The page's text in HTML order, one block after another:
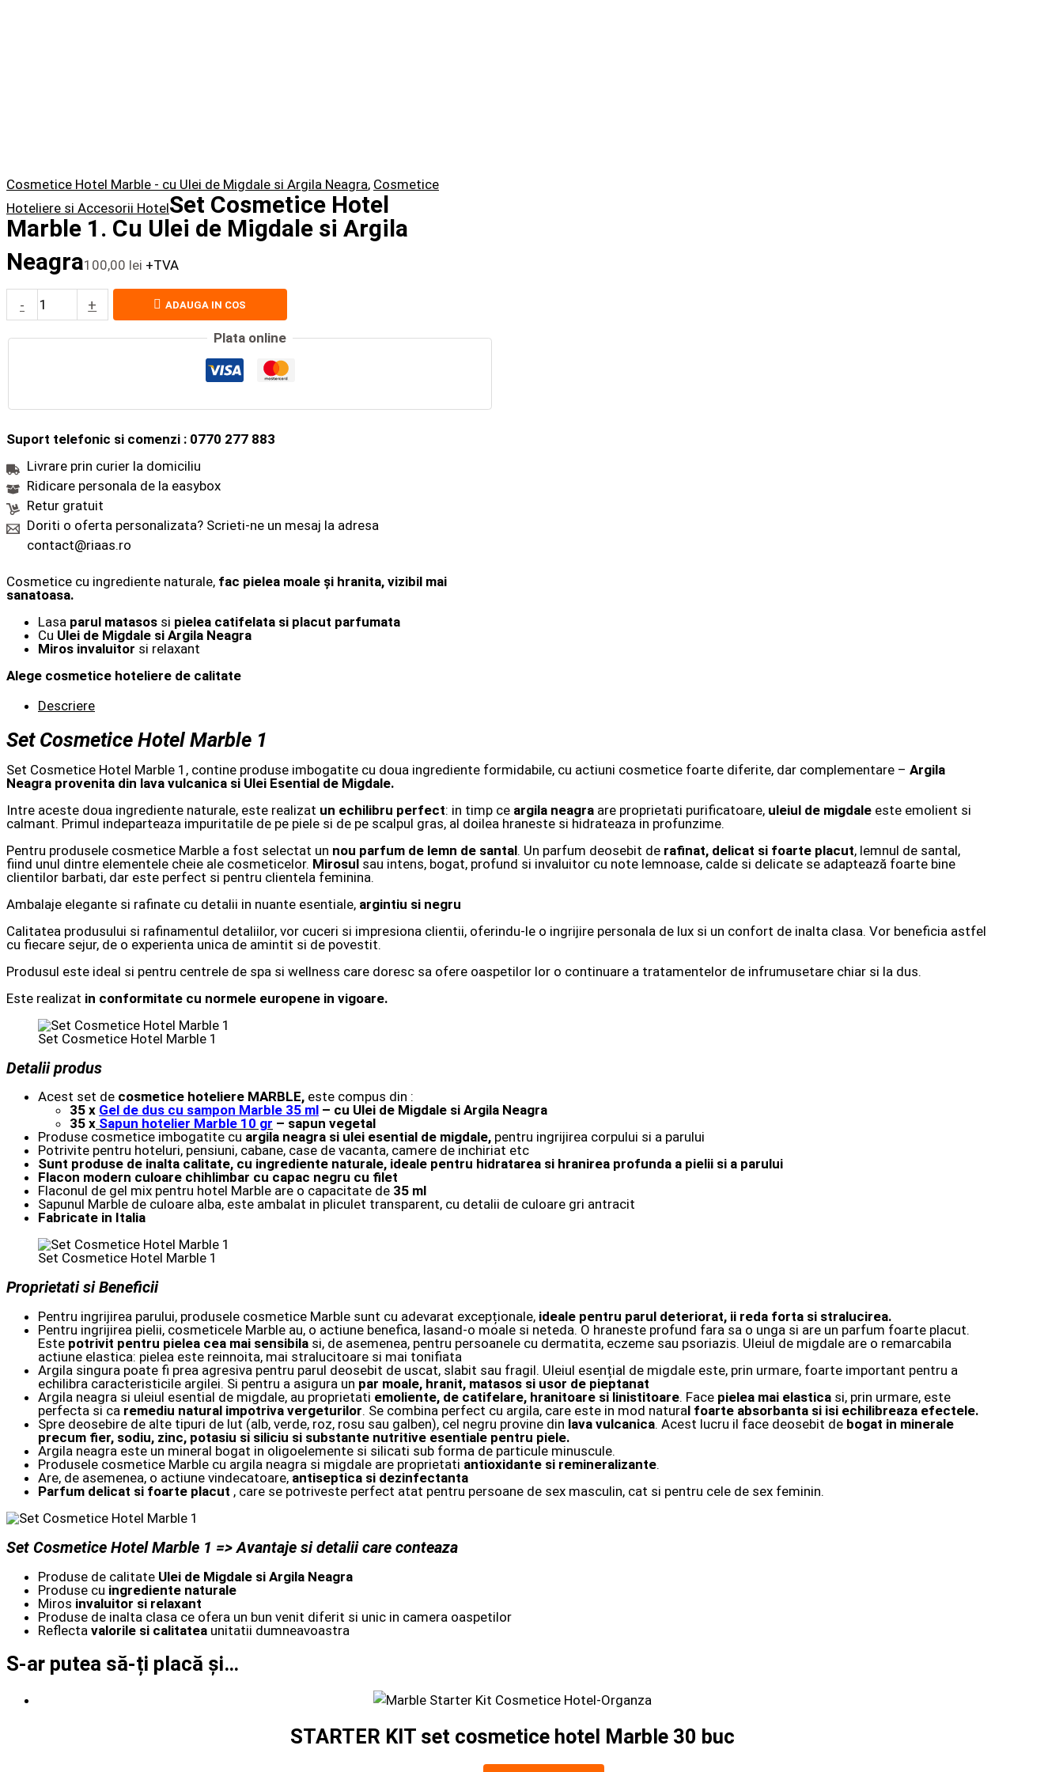
Cosmetice Hotel Marble - cu Ulei de Migdale si Argila Neagra, Cosmetice
Hoteliere si Accesorii HotelSet Cosmetice Hotel
Marble 1. Cu Ulei de Migdale si Argila
Neagra100,00 lei +TVA
- + ADAUGA IN COS
Plata online
Suport telefonic si comenzi : 0770 277 883
Livrare prin curier la domiciliu
Ridicare personala de la easybox
Retur gratuit
Doriti o oferta personalizata? Scrieti-ne un mesaj la adresa
contact@riaas.ro
Cosmetice cu ingrediente naturale, fac pielea moale și hranita, vizibil mai
sanatoasa.
Lasa parul matasos si pielea catifelata si placut parfumata
Cu Ulei de Migdale si Argila Neagra
Miros invaluitor si relaxant
Alege cosmetice hoteliere de calitate
Descriere
Set Cosmetice Hotel Marble 1
Set Cosmetice Hotel Marble 1, contine produse imbogatite cu doua ingrediente formidabile, cu actiuni cosmetice foarte diferite, dar complementare – Argila
Neagra provenita din lava vulcanica si Ulei Esential de Migdale.
Intre aceste doua ingrediente naturale, este realizat un echilibru perfect: in timp ce argila neagra are proprietati purificatoare, uleiul de migdale este emolient si
calmant. Primul indeparteaza impuritatile de pe piele si de pe scalpul gras, al doilea hraneste si hidrateaza in profunzime.
Pentru produsele cosmetice Marble a fost selectat un nou parfum de lemn de santal. Un parfum deosebit de rafinat, delicat si foarte placut, lemnul de santal,
fiind unul dintre elementele cheie ale cosmeticelor. Mirosul sau intens, bogat, profund si invaluitor cu note lemnoase, calde si delicate se adaptează foarte bine
clientilor barbati, dar este perfect si pentru clientela feminina.
Ambalaje elegante si rafinate cu detalii in nuante esentiale, argintiu si negru
Calitatea produsului si rafinamentul detaliilor, vor cuceri si impresiona clientii, oferindu-le o ingrijire personala de lux si un confort de inalta clasa. Vor beneficia astfel
cu fiecare sejur, de o experienta unica de amintit si de povestit.
Produsul este ideal si pentru centrele de spa si wellness care doresc sa ofere oaspetilor lor o continuare a tratamentelor de infrumusetare chiar si la dus.
Este realizat in conformitate cu normele europene in vigoare.
Set Cosmetice Hotel Marble 1
Detalii produs
Acest set de cosmetice hoteliere MARBLE, este compus din :
35 x Gel de dus cu sampon Marble 35 ml – cu Ulei de Migdale si Argila Neagra
35 x Sapun hotelier Marble 10 gr – sapun vegetal
Produse cosmetice imbogatite cu argila neagra si ulei esential de migdale, pentru ingrijirea corpului si a parului
Potrivite pentru hoteluri, pensiuni, cabane, case de vacanta, camere de inchiriat etc
Sunt produse de inalta calitate, cu ingrediente naturale, ideale pentru hidratarea si hranirea profunda a pielii si a parului
Flacon modern culoare chihlimbar cu capac negru cu filet
Flaconul de gel mix pentru hotel Marble are o capacitate de 35 ml
Sapunul Marble de culoare alba, este ambalat in pliculet transparent, cu detalii de culoare gri antracit
Fabricate in Italia
Set Cosmetice Hotel Marble 1
Proprietati si Beneficii
Pentru ingrijirea parului, produsele cosmetice Marble sunt cu adevarat excepționale, ideale pentru parul deteriorat, ii reda forta si stralucirea.
Pentru ingrijirea pielii, cosmeticele Marble au, o actiune benefica, lasand-o moale si neteda. O hraneste profund fara sa o unga si are un parfum foarte placut.
Este potrivit pentru pielea cea mai sensibila si, de asemenea, pentru persoanele cu dermatita, eczeme sau psoriazis. Uleiul de migdale are o remarcabila
actiune elastica: pielea este reinnoita, mai stralucitoare si mai tonifiata
Argila singura poate fi prea agresiva pentru parul deosebit de uscat, slabit sau fragil. Uleiul esențial de migdale este, prin urmare, foarte important pentru a
echilibra caracteristicile argilei. Si pentru a asigura un par moale, hranit, matasos si usor de pieptanat
Argila neagra si uleiul esential de migdale, au proprietati emoliente, de catifelare, hranitoare si linistitoare. Face pielea mai elastica si, prin urmare, este
perfecta si ca remediu natural impotriva vergeturilor. Se combina perfect cu argila, care este in mod natural foarte absorbanta si isi echilibreaza efectele.
Spre deosebire de alte tipuri de lut (alb, verde, roz, rosu sau galben), cel negru provine din lava vulcanica. Acest lucru il face deosebit de bogat in minerale
precum fier, sodiu, zinc, potasiu si siliciu si substante nutritive esentiale pentru piele.
Argila neagra este un mineral bogat in oligoelemente si silicati sub forma de particule minuscule.
Produsele cosmetice Marble cu argila neagra si migdale are proprietati antioxidante si remineralizante.
Are, de asemenea, o actiune vindecatoare, antiseptica si dezinfectanta
Parfum delicat si foarte placut , care se potriveste perfect atat pentru persoane de sex masculin, cat si pentru cele de sex feminin.
Set Cosmetice Hotel Marble 1 => Avantaje si detalii care conteaza
Produse de calitate Ulei de Migdale si Argila Neagra
Produse cu ingrediente naturale
Miros invaluitor si relaxant
Produse de inalta clasa ce ofera un bun venit diferit si unic in camera oaspetilor
Reflecta valorile si calitatea unitatii dumneavoastra
S-ar putea să-ți placă și…
STARTER KIT set cosmetice hotel Marble 30 buc